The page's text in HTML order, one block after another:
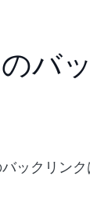
クリンク